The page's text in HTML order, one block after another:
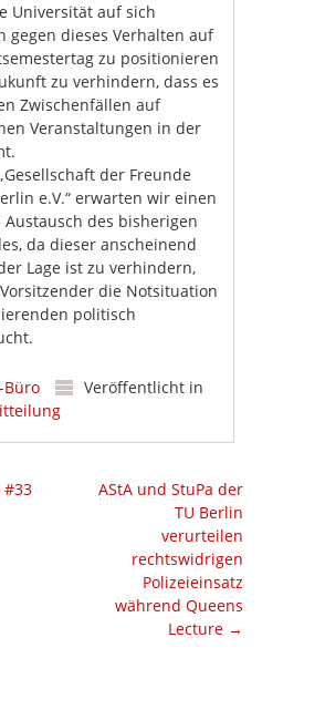
Universität auf sich
gegen dieses Verhalten auf
zu positionieren
zu verhindern, dass es
Zwischenfällen auf
Veranstaltungen in der
der Freunde
e.V.“ erwarten wir einen
Austausch des bisherigen
da dieser anscheinend
Lage ist zu verhindern,
die Notsituation
politisch
Büro
Veröffentlicht in
Navigation
#33
AStA und StuPa der
TU Berlin
verurteilen
rechtswidrigen
Polizeieinsatz
während Queens
Lecture →